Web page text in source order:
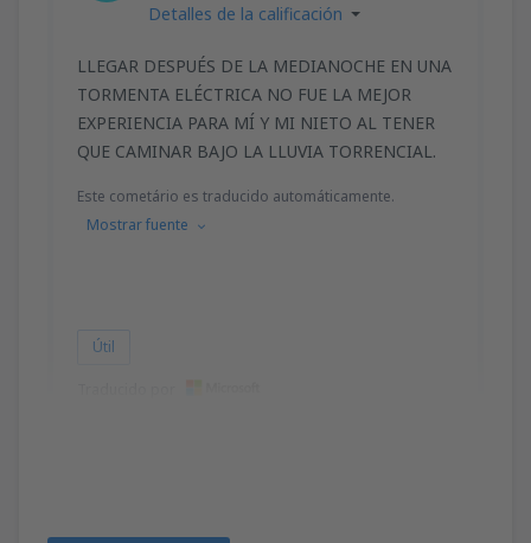
Detalles de la calificación
LLEGAR DESPUÉS DE LA MEDIANOCHE EN UNA
TORMENTA ELÉCTRICA NO FUE LA MEJOR
EXPERIENCIA PARA MÍ Y MI NIETO AL TENER
QUE CAMINAR BAJO LA LLUVIA TORRENCIAL.
Este cometário es traducido automáticamente.
Mostrar fuente
Útil